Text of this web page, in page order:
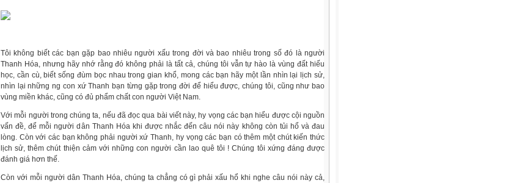
Tôi không biết các bạn gặp bao nhiêu người xấu trong đời và bao nhiêu trong số đó là người
Thanh Hóa, nhưng hãy nhớ rằng đó không phải là tất cả, chúng tôi vẫn tự hào là vùng đất hiếu
học, cần cù, biết sống đùm bọc nhau trong gian khổ, mong các bạn hãy một lần nhìn lại lịch sử,
nhìn lại những ng con xứ Thanh bạn từng gặp trong đời để hiểu được, chúng tôi, cũng như bao
vùng miền khác, cũng có đủ phẩm chất con người Việt Nam.
Với mỗi người trong chúng ta, nếu đã đọc qua bài viết này, hy vọng các bạn hiểu được cội nguồn
vấn đề, để mỗi người dân Thanh Hóa khi được nhắc đến câu nói này không còn tủi hổ và đau
lòng. Còn với các bạn không phải người xứ Thanh, hy vọng các bạn có thêm một chút kiến thức
lịch sử, thêm chút thiện cảm với những con người cần lao quê tôi ! Chúng tôi xứng đáng được
đánh giá hơn thế.
Còn với mỗi người dân Thanh Hóa, chúng ta chẳng có gì phải xấu hổ khi nghe câu nói này cả,